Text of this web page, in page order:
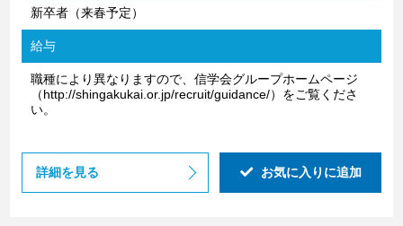
新卒者（来春予定）
給与
職種により異なりますので、信学会グループホームページ
（http://shingakukai.or.jp/recruit/guidance/）をご覧くださ
い。
詳細を見る お気に入りに追加